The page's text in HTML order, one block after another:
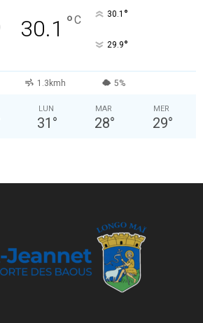
30.1 °C 30.1 °
29.9°
1.3kmh 5%
LUN
31 °
MAR
28°
MER
29°